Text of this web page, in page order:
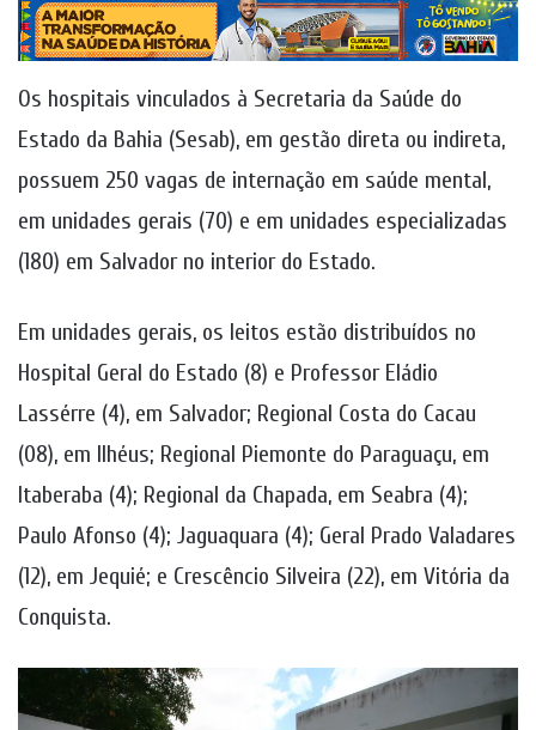
Os hospitais vinculados à Secretaria da Saúde do
Estado da Bahia (Sesab), em gestão direta ou indireta,
possuem 250 vagas de internação em saúde mental,
em unidades gerais (70) e em unidades especializadas
(180) em Salvador no interior do Estado.
Em unidades gerais, os leitos estão distribuídos no
Hospital Geral do Estado (8) e Professor Eládio
Lassérre (4), em Salvador; Regional Costa do Cacau
(08), em Ilhéus; Regional Piemonte do Paraguaçu, em
Itaberaba (4); Regional da Chapada, em Seabra (4);
Paulo Afonso (4); Jaguaquara (4); Geral Prado Valadares
(12), em Jequié; e Crescêncio Silveira (22), em Vitória da
Conquista.